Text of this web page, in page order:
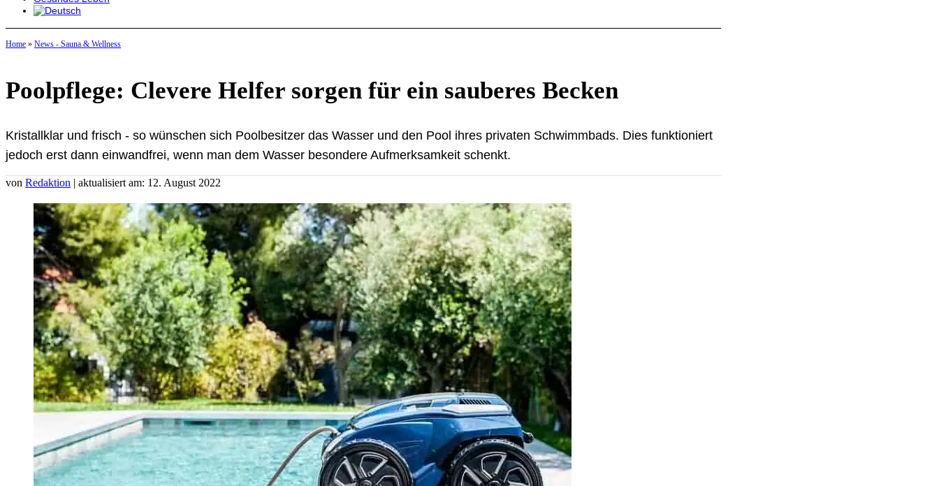
Home » News - Sauna & Wellness
Poolpflege: Clevere Helfer sorgen für ein sauberes Becken
Kristallklar und frisch - so wünschen sich Poolbesitzer das Wasser und den Pool ihres privaten Schwimmbads. Dies funktioniert
jedoch erst dann einwandfrei, wenn man dem Wasser besondere Aufmerksamkeit schenkt.
von Redaktion | aktualisiert am: 12. August 2022